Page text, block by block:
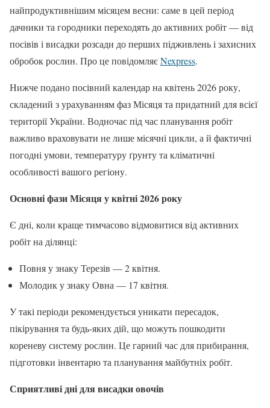
найпродуктивнішим місяцем весни: саме в цей період
дачники та городники переходять до активних робіт — від
посівів і висадки розсади до перших підживлень і захисних
обробок рослин. Про це повідомляєNexpress.
Нижче подано посівний календар на квітень 2026 року,
складений з урахуванням фаз Місяця та придатний для всієї
території України. Водночас під час планування робіт
важливо враховувати не лише місячні цикли, а й фактичні
погодні умови, температуру ґрунту та кліматичні
особливості вашого регіону.
Основні фази Місяця у квітні 2026 року
Є дні, коли краще тимчасово відмовитися від активних
робіт на ділянці:
Повня у знаку Терезів — 2 квітня.
Молодик у знаку Овна — 17 квітня.
У такі періоди рекомендується уникати пересадок,
пікірування та будь-яких дій, що можуть пошкодити
кореневу систему рослин. Це гарний час для прибирання,
підготовки інвентарю та планування майбутніх робіт.
Сприятливі дні для висадки овочів